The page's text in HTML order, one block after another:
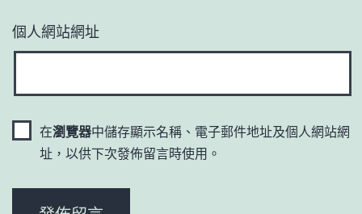
個人網站網址
在瀏覽器中儲存顯示名稱、電子郵件地址及個人網站網
址，以供下次發佈留言時使用。